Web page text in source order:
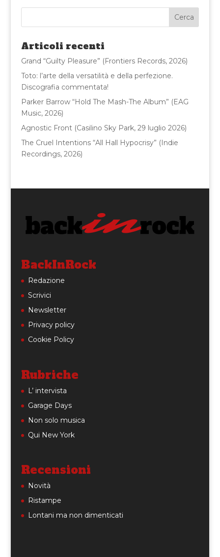
e
b
o
o
k
te
r
l
di
vi
di
Articoli recenti
Grand “Guilty Pleasure” (Frontiers Records, 2026)
Toto: l’arte della versatilità e della perfezione.
Discografia commentata!
Parker Barrow “Hold The Mash-The Album” (EAG
Music, 2026)
Agnostic Front (Casilino Sky Park, 29 luglio 2026)
The Cruel Intentions “All Hall Hypocrisy” (Indie
Recordings, 2026)
BackInRock
Redazione
Scrivici
Newsletter
Privacy policy
Cookie Policy
Rubriche
L’ intervista
Garage Days
Non solo musica
Qui New York
Recensioni
Novità
Ristampe
Lontani ma non dimenticati